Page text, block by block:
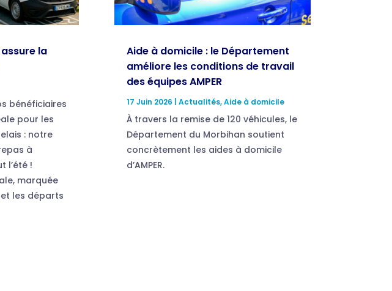
assure la
bénéficiaires
pour les
: notre
à
l’été !
marquée
les départs
Aide à domicile : le Département
améliore les conditions de travail
des équipes AMPER
17 Juin 2026 Actualités,Aide à domicile
À travers la remise de 120 véhicules, le
Département du Morbihan soutient
concrètement les aides à domicile
d’AMPER.